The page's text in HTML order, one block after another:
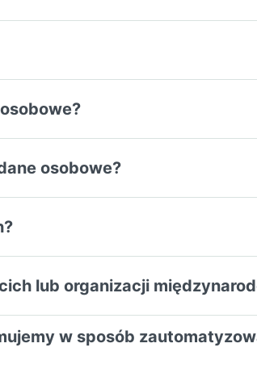
osobowe?
lub organizacji
w sposób